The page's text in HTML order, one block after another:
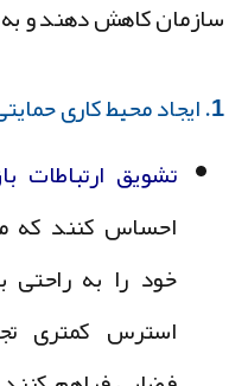
کاهش دهند و به
تشویق ارتباطات
احساس کنند که
خود را به راحتی
استرس کمتری